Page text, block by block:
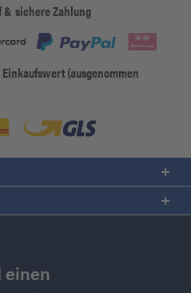
& sichere Zahlung
(ausgenommen
einen